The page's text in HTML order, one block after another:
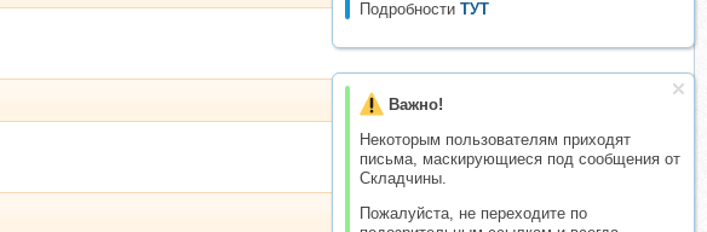
Подробности ТУТ
Важно!
Некоторым пользователям приходят
письма, маскирующиеся под сообщения от
Складчины.
Пожалуйста, не переходите по